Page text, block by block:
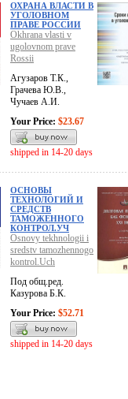
ОХРАНА ВЛАСТИ В
УГОЛОВНОМ
ПРАВЕ РОССИИ
Okhrana vlasti v
ugolovnom prave
Rossii
Агузаров Т.К.,
Грачева Ю.В.,
Чучаев А.И.
Your Price: $23.67
shipped in 14-20 days
ОСНОВЫ
ТЕХНОЛОГИЙ И
СРЕДСТВ
ТАМОЖЕННОГО
КОНТРОЛ.УЧ
Osnovy tekhnologii i
sredstv tamozhennogo
kontrol.Uch
Под общ.ред.
Казурова Б.К.
Your Price: $52.71
shipped in 14-20 days